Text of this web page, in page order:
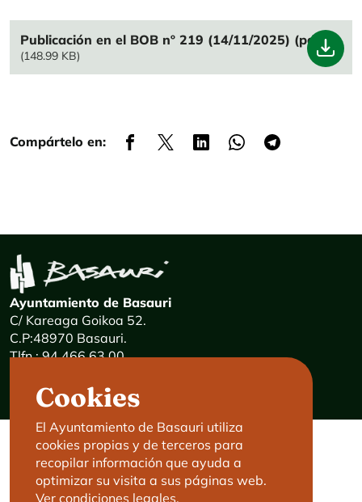
File
Publicación en el BOB nº 219 (14/11/2025) (pdf)
(148.99 KB)
Compártelo en:
Cookies
El Ayuntamiento de Basauri utiliza
cookies propias y de terceros para
recopilar información que ayuda a
optimizar su visita a sus páginas web.
Ver condiciones legales.
Ayuntamiento de Basauri
C/ Kareaga Goikoa 52.
C.P:48970 Basauri.
Tlfn.: 94 466 63 00
E-mail: haz@basauri.eus
CONTACTO
Basauri le atiende
LEGAL
Aviso legal